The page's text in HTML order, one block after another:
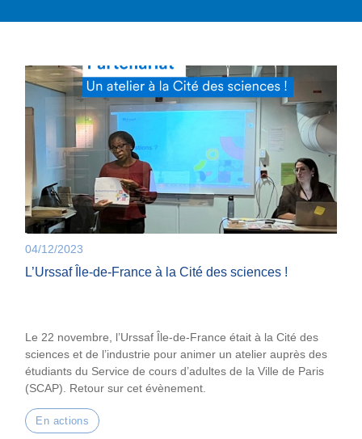
04/12/2023
L’Urssaf Île-de-France à la Cité des sciences !
Le 22 novembre, l’Urssaf Île-de-France était à la Cité des
sciences et de l’industrie pour animer un atelier auprès des
étudiants du Service de cours d’adultes de la Ville de Paris
(SCAP). Retour sur cet évènement.
En actions